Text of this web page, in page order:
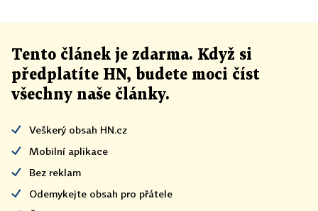
Tento článek je zdarma. Když si
předplatíte HN, budete moci číst
všechny naše články.
Veškerý obsah HN.cz
Mobilní aplikace
Bez reklam
Odemykejte obsah pro přátele